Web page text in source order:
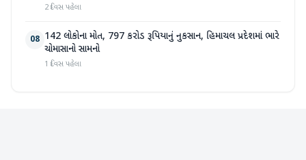
2 દિવસ પહેલા
08 142 લોકોના મોત, 797 કરોડ રૂપિયાનું નુકસાન, હિમાચલ પ્રદેશમાં ભારે
ચોમાસાનો સામનો
1 દિવસ પહેલા